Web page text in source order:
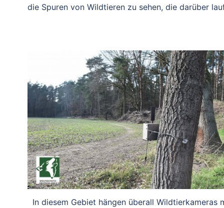
die Spuren von Wildtieren zu sehen, die darüber
In diesem Gebiet hängen überall Wildtierkameras